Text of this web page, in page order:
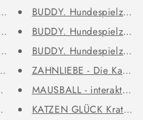
Messing "B...
mitt...
Hundehal...
mit...
"Tress...
und Te...
BUDDY.
BUDDY.
BUDDY.
ZAHNLIEBE - Die
MAUSBALL -